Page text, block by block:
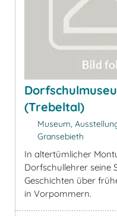
(Trebeltal)
Museum,
Gransebieth
In altertümlicher
Dorfschullehrer seine
Geschichten über
in Vorpommern.